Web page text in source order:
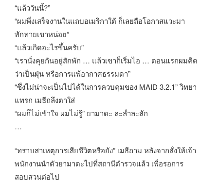
“แล้ววันนี้?”
“ผมพึ่งเสร็จงานในแถบอเมริกาใต้ ก็เลยถือโอกาสแวะมา
ทักทายเขาหน่อย”
“แล้วเกิดอะไรขึ้นครับ”
“เรานั่งคุยกันอยู่สักพัก … แล้วเขาก็เริ่มไอ … ตอนแรกผมคิด
ว่าเป็นฝุ่น หรือการแพ้อากาศธรรมดา”
“ซึ่งไม่น่าจะเป็นไปได้ในการควบคุมของ MAID 3.2.1” วิทยา
แทรก เมธีถลึงตาใส่
“ผมก็ไม่เข้าใจ ผมไม่รู้” ยามาดะ ละล่ำละลัก
…
“ทราบสาเหตุการเสียชีวิตหรือยัง” เมธีถาม หลังจากสั่งให้เจ้า
พนักงานนำตัวยามาดะไปที่สถานีตำรวจแล้ว เพื่อรอการ
สอบสวนต่อไป